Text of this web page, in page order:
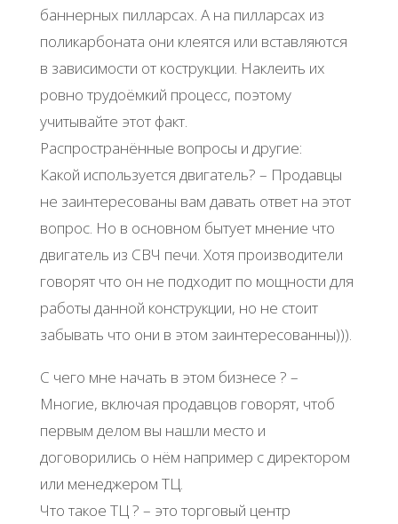
баннерных пилларсах. А на пилларсах из
поликарбоната они клеятся или вставляются
в зависимости от кострукции. Наклеить их
ровно трудоёмкий процесс, поэтому
учитывайте этот факт.
Распространённые вопросы и другие:
Какой используется двигатель? – Продавцы
не заинтересованы вам давать ответ на этот
вопрос. Но в основном бытует мнение что
двигатель из СВЧ печи. Хотя производители
говорят что он не подходит по мощности для
работы данной конструкции, но не стоит
забывать что они в этом заинтересованны))).
С чего мне начать в этом бизнесе ? –
Многие, включая продавцов говорят, чтоб
первым делом вы нашли место и
договорились о нём например с директором
или менеджером ТЦ.
Что такое ТЦ ? – это торговый центр